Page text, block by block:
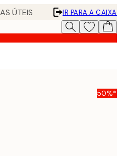
ÚTEIS
IR PARA A CAIXA
50%*